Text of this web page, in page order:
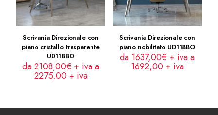
Scrivania Direzionale con
piano cristallo trasparente
UD118BO
da 2108,00€ + iva a
2275,00 + iva
Scrivania Direzionale con
piano nobilitato UD118BO
da 1637,00€ + iva a
1692,00 + iva